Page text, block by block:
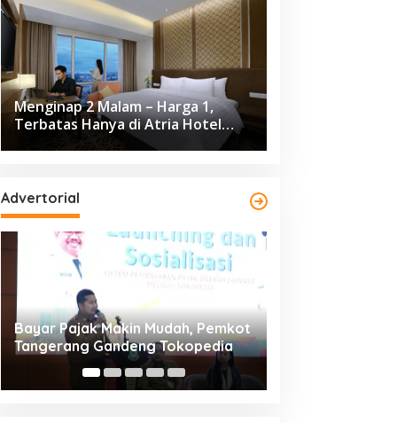
Menginap 2 Malam – Harga 1,
Terbatas Hanya di Atria Hotel
Advertorial
Resmi Bergulir, 651 Kafilah
Ramaikan MTQ XXV Kota
Tangerang di Ciledug